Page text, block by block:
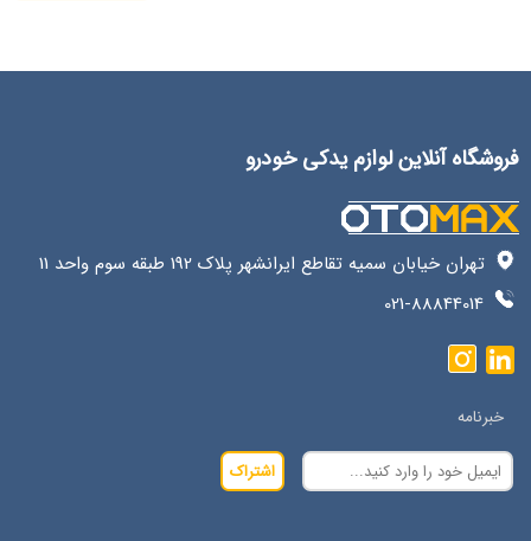
فروشگاه آنلاین لوازم یدکی خودرو
تهران خیابان سمیه تقاطع ایرانشهر پلاک 192 طبقه سوم واحد 11
021-88844014
خبرنامه
اشتراک